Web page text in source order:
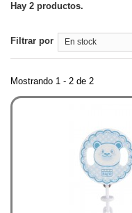
Hay 2 productos.
Filtrar por En stock
Mostrando 1 - 2 de 2